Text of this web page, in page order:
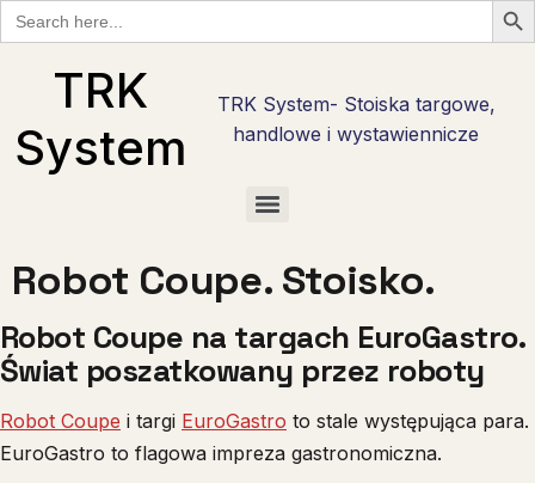
Search
for:
TRK
System
TRK System- Stoiska targowe,
handlowe i wystawiennicze
Robot Coupe. Stoisko.
Robot Coupe na targach EuroGastro.
Świat poszatkowany przez roboty
Robot Coupe i targi EuroGastro to stale występująca para.
EuroGastro to flagowa impreza gastronomiczna.